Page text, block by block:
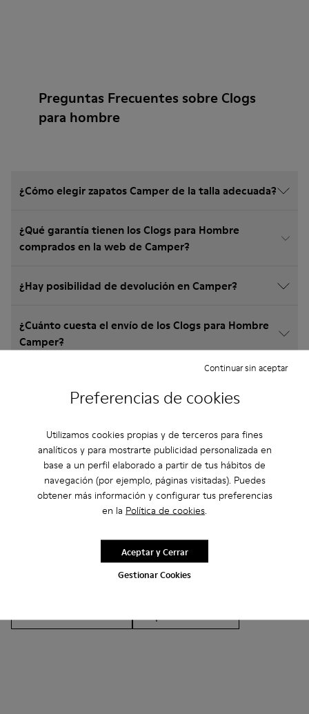
Preferencias de cookies
Utilizamos cookies propias y de terceros para fines
analíticos y para mostrarte publicidad personalizada en
base a un perfil elaborado a partir de tus hábitos de
navegación (por ejemplo, páginas visitadas). Puedes
obtener más información y configurar tus preferencias
en la Política de cookies.
Gestionar Cookies
Continuar sin aceptar
Aceptar y Cerrar
Preguntas Frecuentes sobre Clogs
para hombre
¿Cómo elegir zapatos Camper de la talla adecuada?
¿Qué garantía tienen los Clogs para Hombre
comprados en la web de Camper?
¿Hay posibilidad de devolución en Camper?
¿Cuánto cuesta el envío de los Clogs para Hombre
Camper?
Otras Categorías
Non Leather
Bailarinas
Zapatos Casual
Zapatillas